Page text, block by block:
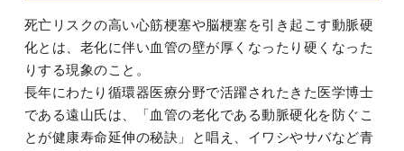
死亡リスクの高い心筋梗塞や脳梗塞を引き起こす動脈硬
化とは、老化に伴い血管の壁が厚くなったり硬くなった
りする現象のこと。
長年にわたり循環器医療分野で活躍されたきた医学博士
である遠山氏は、「血管の老化である動脈硬化を防ぐこ
とが健康寿命延伸の秘訣」と唱え、イワシやサバなど青